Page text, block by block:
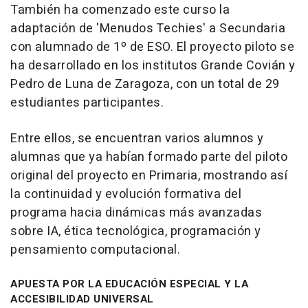
También ha comenzado este curso la
adaptación de 'Menudos Techies' a Secundaria
con alumnado de 1º de ESO. El proyecto piloto se
ha desarrollado en los institutos Grande Covián y
Pedro de Luna de Zaragoza, con un total de 29
estudiantes participantes.
Entre ellos, se encuentran varios alumnos y
alumnas que ya habían formado parte del piloto
original del proyecto en Primaria, mostrando así
la continuidad y evolución formativa del
programa hacia dinámicas más avanzadas
sobre IA, ética tecnológica, programación y
pensamiento computacional.
APUESTA POR LA EDUCACIÓN ESPECIAL Y LA
ACCESIBILIDAD UNIVERSAL